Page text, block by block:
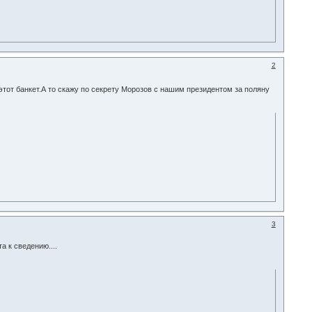
2
банкет.А то скажу по секрету Морозов с нашим президентом за поляну
3
к сведению....